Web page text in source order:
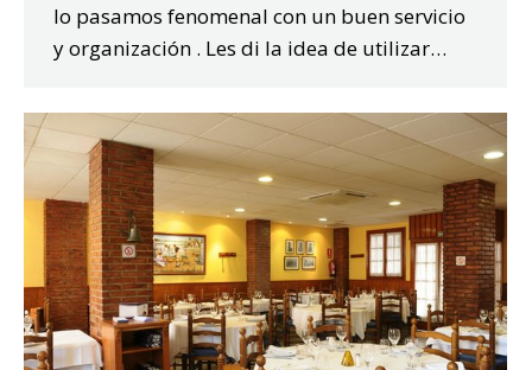
lo pasamos fenomenal con un buen servicio
y organización . Les di la idea de utilizar…